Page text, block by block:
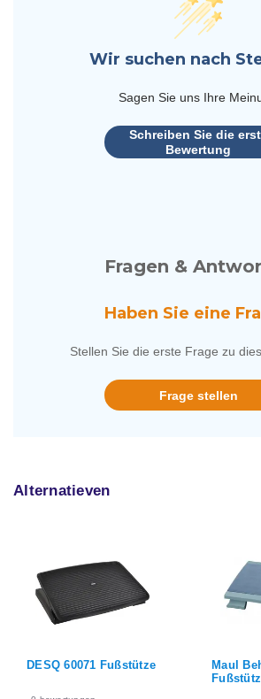
Wir suchen nach
Sagen Sie uns Ihre
Schreiben Sie die
Bewertung
Fragen &
Haben Sie eine
Stellen Sie die erste Frage zu
Frage stellen
Alternatieven
Maul Beheizte
Maul